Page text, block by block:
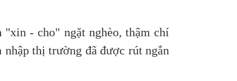
- cho" ngặt nghèo, thậm chí
nhập thị trường đã được rút ngắn